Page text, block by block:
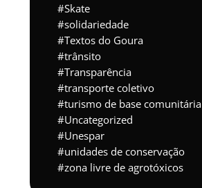
Skate
solidariedade
Textos do Goura
trânsito
Transparência
transporte coletivo
turismo de base comunitária
Uncategorized
Unespar
unidades de conservação
zona livre de agrotóxicos